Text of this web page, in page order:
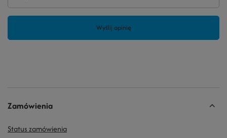
Wyślij opinię
Zamówienia
Status zamówienia